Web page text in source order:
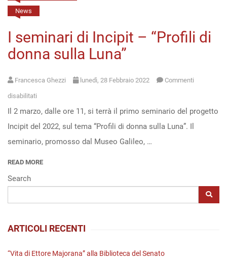
News
I seminari di Incipit – “Profili di
donna sulla Luna”
Francesca Ghezzi lunedì, 28 Febbraio 2022 Commenti
disabilitati
I
seminari
di
“Profili
di
sulla
Il 2 marzo, dalle ore 11, si terrà il primo seminario del progetto
Incipit del 2022, sul tema “Profili di donna sulla Luna”. Il
seminario, promosso dal Museo Galileo, …
READ MORE
Search
ARTICOLI RECENTI
“Vita di Ettore Majorana” alla Biblioteca del Senato